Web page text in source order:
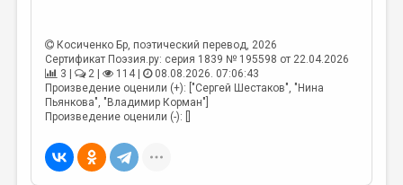
Косиченко Бр, поэтический перевод, 2026
Сертификат Поэзия.ру: серия 1839 № 195598 от 22.04.2026
3 |
2 | 114 |
08.08.2026. 07:06:43
Произведение оценили (+): ["Сергей Шестаков", "Нина
Пьянкова", "Владимир Корман"]
Произведение оценили (-): []